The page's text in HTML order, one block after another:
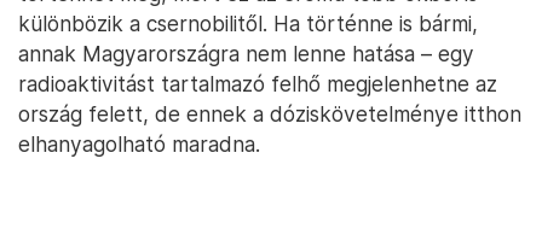
különbözik a csernobilitől. Ha történne is bármi,
annak Magyarországra nem lenne hatása – egy
radioaktivitást tartalmazó felhő megjelenhetne az
ország felett, de ennek a dóziskövetelménye itthon
elhanyagolható maradna.